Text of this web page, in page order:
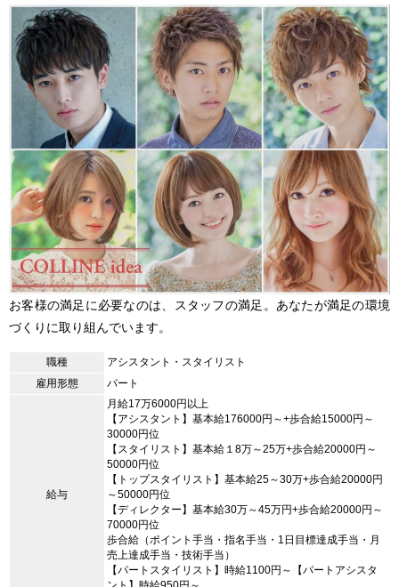
お客様の満足に必要なのは、スタッフの満足。あなたが満足の環境
づくりに取り組んでいます。
職種
アシスタント・スタイリスト
雇用形態
パート
給与
月給17万6000円以上
【アシスタント】基本給176000円～+歩合給15000円～
30000円位
【スタイリスト】基本給１8万～25万+歩合給20000円～
50000円位
【トップスタイリスト】基本給25～30万+歩合給20000円
～50000円位
【ディレクター】基本給30万～45万円+歩合給20000円～
70000円位
歩合給（ポイント手当・指名手当・1日目標達成手当・月
売上達成手当・技術手当）
【パートスタイリスト】時給1100円～【パートアシスタ